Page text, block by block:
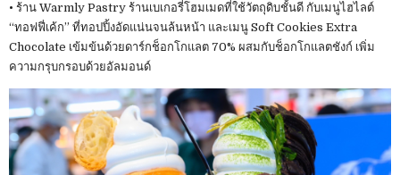
• ร้าน Warmly Pastry ร้านเบเกอรี่โฮมเมดที่ใช้วัตถุดิบชั้นดี กับเมนูไฮไลต์
“ทอฟฟี่เค้ก” ที่ทอปปิ้งอัดแน่นจนล้นหน้า และเมนู Soft Cookies Extra
Chocolate เข้มข้นด้วยดาร์กช็อกโกแลต 70% ผสมกับช็อกโกแลตชังก์ เพิ่ม
ความกรุบกรอบด้วยอัลมอนด์